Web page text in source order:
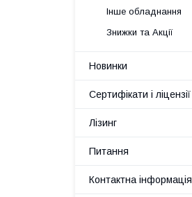
Інше обладнання
Знижки та Акції
Новинки
Сертифікати і ліцензії
Лізинг
Питання
Контактна інформація